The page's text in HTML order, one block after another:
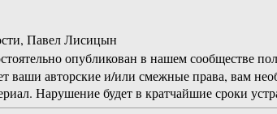
Павел Лисицын
опубликован в нашем сообществе
ваши авторские и/или смежные права, вам
Нарушение будет в кратчайшие сроки